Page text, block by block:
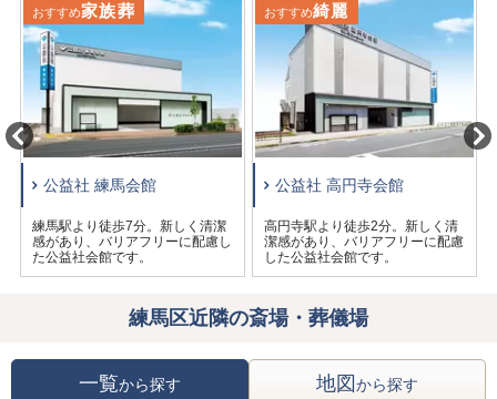
おすすめ家族葬
公益社 練馬会館
練馬駅より徒歩7分。新しく清潔
感があり、バリアフリーに配慮し
た公益社会館です。
おすすめ綺麗
公益社 高円寺会館
高円寺駅より徒歩2分。新しく清
潔感があり、バリアフリーに配慮
した公益社会館です。
練馬区近隣の斎場・葬儀場
一覧から探す 地図から探す